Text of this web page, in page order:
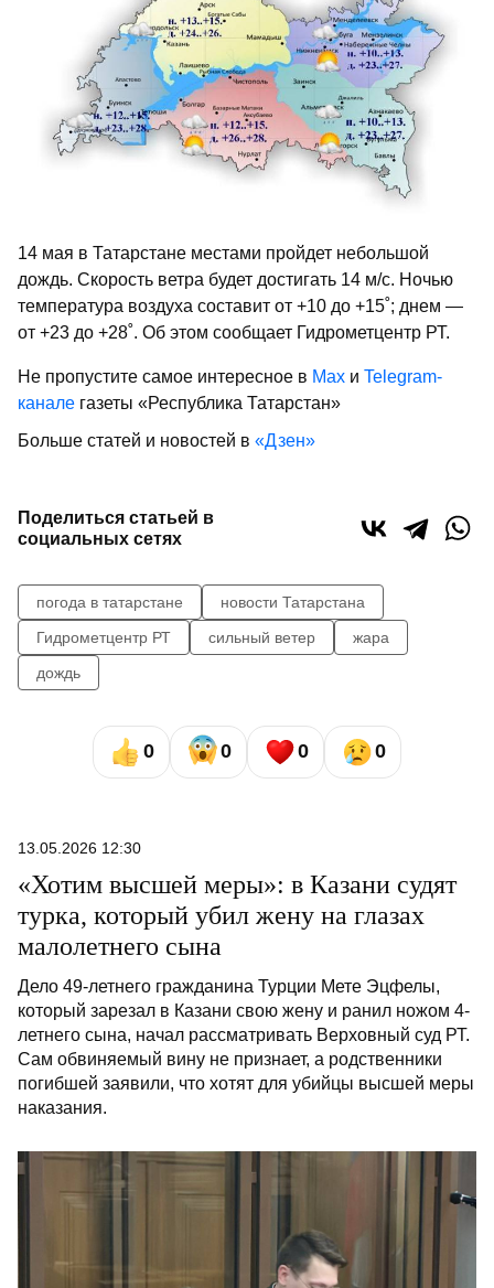
14 мая в Татарстане местами пройдет небольшой
дождь. Скорость ветра будет достигать 14 м/с. Ночью
температура воздуха составит от +10 до +15˚; днем —
от +23 до +28˚. Об этом сообщает Гидрометцентр РТ.
Не пропустите самое интересное в Max и Telegram-
канале газеты «Республика Татарстан»
Больше статей и новостей в «Дзен»
Поделиться статьей в
социальных сетях
погода в татарстане
новости Татарстана
Гидрометцентр РТ
сильный ветер
жара
дождь
0 0 0 0
13.05.2026 12:30
«Хотим высшей меры»: в Казани судят
турка, который убил жену на глазах
малолетнего сына
Дело 49-летнего гражданина Турции Мете Эцфелы,
который зарезал в Казани свою жену и ранил ножом 4-
летнего сына, начал рассматривать Верховный суд РТ.
Сам обвиняемый вину не признает, а родственники
погибшей заявили, что хотят для убийцы высшей меры
наказания.